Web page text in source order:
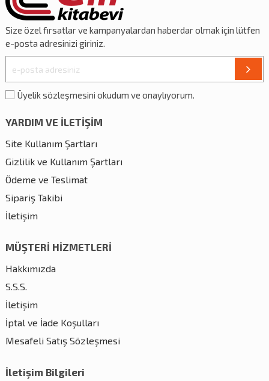
Size özelfırsatlarve kampanyalardan haberdar olmak için lütfen
e-posta adresinizi giriniz.
Üyelik sözleşmesini okudum ve onaylıyorum.
YARDIM VE İLETİŞİM
Site Kullanım Şartları
Gizlilik ve Kullanım Şartları
Ödeme ve Teslimat
Sipariş Takibi
İletişim
MÜŞTERİ HİZMETLERİ
Hakkımızda
S.S.S.
İletişim
İptal ve İade Koşulları
Mesafeli Satış Sözleşmesi
İletişim Bilgileri